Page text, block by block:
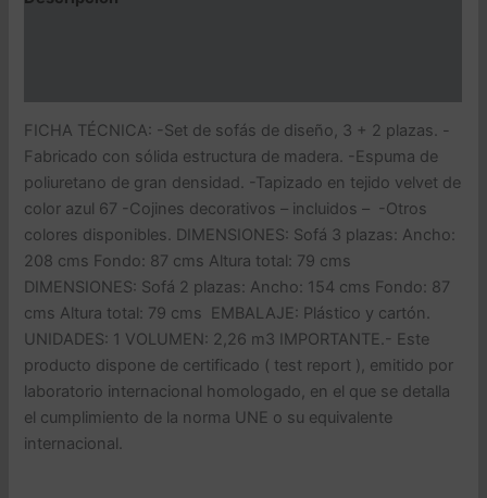
FICHA TÉCNICA: -Set de sofás de diseño, 3 + 2 plazas. -
Fabricado con sólida estructura de madera. -Espuma de
poliuretano de gran densidad. -Tapizado en tejido velvet de
color azul 67 -Cojines decorativos – incluidos – -Otros
colores disponibles. DIMENSIONES: Sofá 3 plazas: Ancho:
208 cms Fondo: 87 cms Altura total: 79 cms
DIMENSIONES: Sofá 2 plazas: Ancho: 154 cms Fondo: 87
cms Altura total: 79 cms EMBALAJE: Plástico y cartón.
UNIDADES: 1 VOLUMEN: 2,26 m3 IMPORTANTE.- Este
producto dispone de certificado ( test report ), emitido por
laboratorio internacional homologado, en el que se detalla
el cumplimiento de la norma UNE o su equivalente
internacional.